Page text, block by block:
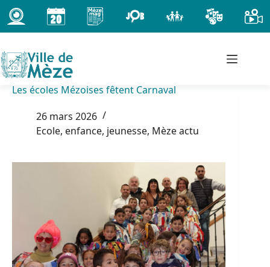
Passer
au
contenu
Les écoles Mézoises fêtent Carnaval
26 mars 2026
Ecole, enfance, jeunesse, Mèze actu